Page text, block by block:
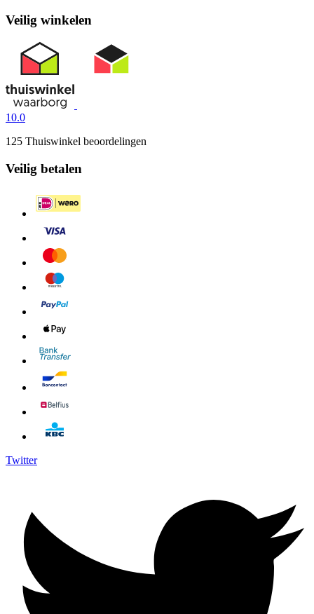
Veilig winkelen
10.0
125 Thuiswinkel beoordelingen
Veilig betalen
Twitter